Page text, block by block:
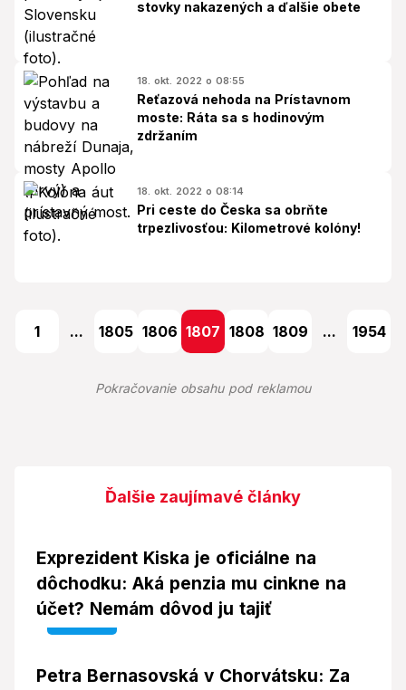
stovky nakazených a ďalšie obete
18. okt. 2022 o 08:55
Reťazová nehoda na Prístavnom
moste: Ráta sa s hodinovým
zdržaním
18. okt. 2022 o 08:14
Pri ceste do Česka sa obrňte
trpezlivosťou: Kilometrové kolóny!
1 ... 1805 1806 1807 1808 1809 ... 1954
Pokračovanie obsahu pod reklamou
Ďalšie zaujímavé články
Exprezident Kiska je oficiálne na
dôchodku: Aká penzia mu cinkne na
účet? Nemám dôvod ju tajiť
Video
Petra Bernasovská v Chorvátsku: Za